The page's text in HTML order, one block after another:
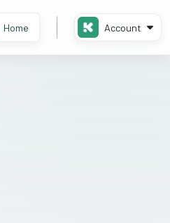
Home Account